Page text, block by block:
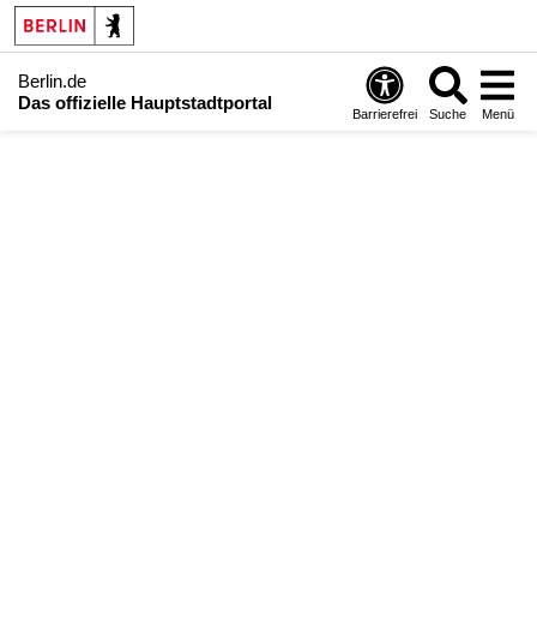
Berlin.de
Das offizielle Hauptstadtportal
Barrierefrei Suche Menü